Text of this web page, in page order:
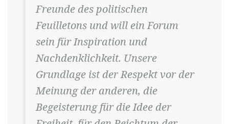
Freunde des politischen
Feuilletons und will ein Forum
sein für Inspiration und
Nachdenklichkeit. Unsere
Grundlage ist der Respekt vor der
Meinung der anderen, die
Begeisterung für die Idee der